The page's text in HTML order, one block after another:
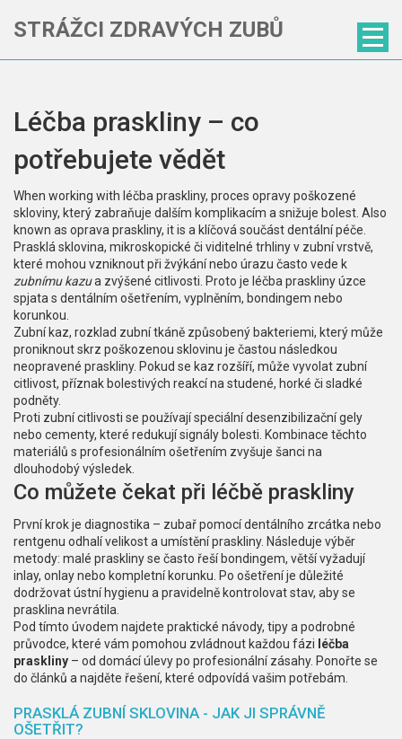
STRÁŽCI ZDRAVÝCH ZUBŮ
Léčba praskliny – co
potřebujete vědět
When working with léčba praskliny, proces opravy poškozené
skloviny, který zabraňuje dalším komplikacím a snižuje bolest . Also
known as oprava praskliny, it is a klíčová součást dentální péče.
Prasklá sklovina, mikroskopické či viditelné trhliny v zubní vrstvě,
které mohou vzniknout při žvýkání nebo úrazu často vede k
zubnímu kazua zvýšené citlivosti. Proto je léčba praskliny úzce
spjata s dentálním ošetřením, vyplněním, bondingem nebo
korunkou
Zubní kaz, rozklad zubní tkáně způsobený bakteriemi, který může
proniknout skrz poškozenou sklovinu je častou následkou
neopravené praskliny. Pokud se kaz rozšíří, může vyvolat zubní
citlivost, příznak bolestivých reakcí na studené, horké či sladké
podněty.
Proti zubní citlivosti se používají speciální desenzibilizační gely
nebo cementy, které redukují signály bolesti. Kombinace těchto
materiálů s profesionálním ošetřením zvyšuje šanci na
dlouhodobý výsledek.
Co můžete čekat při léčbě praskliny
První krok je diagnostika – zubař pomocí dentálního zrcátka nebo
rentgenu odhalí velikost a umístění praskliny. Následuje výběr
metody: malé praskliny se často řeší bondingem, větší vyžadují
inlay, onlay nebo kompletní korunku. Po ošetření je důležité
dodržovat ústní hygienu a pravidelně kontrolovat stav, aby se
prasklina nevrátila.
Pod tímto úvodem najdete praktické návody, tipy a podrobné
průvodce, které vám pomohou zvládnout každou fázi léčba
praskliny – od domácí úlevy po profesionální zásahy. Ponořte se
do článků a najděte řešení, které odpovídá vašim potřebám.
PRASKLÁ ZUBNÍ SKLOVINA - JAK JI SPRÁVNĚ
OŠETŘIT?